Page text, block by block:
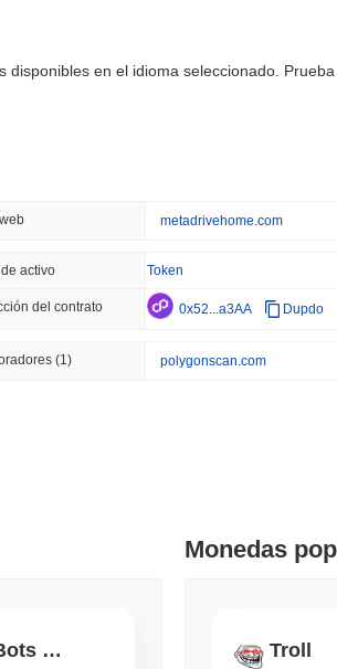
TOKENIZATION
Coinbase
August 07 2026(1
Wintermute
Wells Fargo
en el idioma seleccionado.
metadrivehome.com
activo Token
del contrato 0x52...a3AA Dupdo
(1) polygonscan.com
DeBots DAO
Monedas
Troll